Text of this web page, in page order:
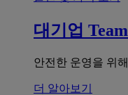
대기업
안전한 운영을 위
더 알아보기